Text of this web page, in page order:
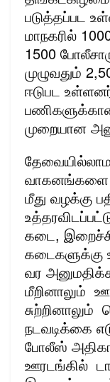
படுத்தப்பட
மாநகரில்
1500
முழுவதும்
ஈடுபட
முறையான
வாகனங்களை
மீது வழக்கு
கடை,
கடைகளுக்கு
வர
மீறினாலும்
நடவடிக்கை
போலீஸ்
ஊரடங்கில்